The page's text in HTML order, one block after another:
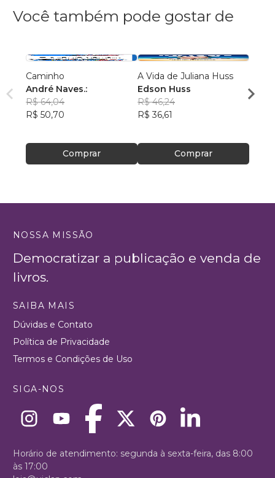
Você também pode gostar de
Caminho
André Naves.:
R$ 64,04
R$ 50,70
Comprar
A Vida de Juliana Huss
Edson Huss
R$ 46,24
R$ 36,61
Comprar
DOR
NOSSA MISSÃO
Democratizar a publicação e venda de
livros.
SAIBA MAIS
Dúvidas e Contato
Política de Privacidade
Termos e Condições de Uso
SIGA-NOS
Horário de atendimento: segunda à sexta-feira, das 8:00
às 17:00